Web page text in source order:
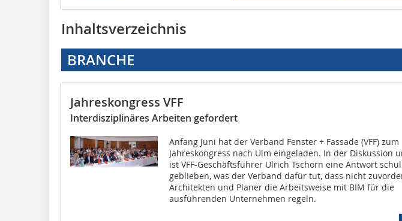
Inhaltsverzeichnis
BRANCHE
Jahreskongress VFF
Interdisziplinäres Arbeiten gefordert
Anfang Juni hat der Verband Fenster + Fassade (VFF) zum
Jahreskongress nach Ulm eingeladen. In der Diskussion
ist VFF-Geschäftsführer Ulrich Tschorn eine Antwort
geblieben, was der Verband dafür tut, dass nicht
Architekten und Planer die Arbeitsweise mit BIM für die
ausführenden Unternehmen regeln.